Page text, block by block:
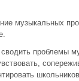
музыкальных
проблемы